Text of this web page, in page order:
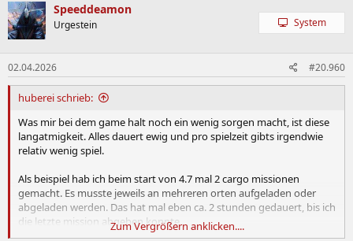
Speeddeamon
Urgestein System
02.04.2026 #20.960
huberei schrieb:
Was mir bei dem game halt noch ein wenig sorgen macht, ist diese
langatmigkeit. Alles dauert ewig und pro spielzeit gibts irgendwie
relativ wenig spiel.
Als beispiel hab ich beim start von 4.7 mal 2 cargo missionen
gemacht. Es musste jeweils an mehreren orten aufgeladen oder
abgeladen werden. Das hat mal eben ca. 2 stunden gedauert, bis ich
die letzte mission abgeben konnte.
Zum Vergrößern anklicken....